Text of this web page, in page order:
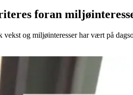
foran
og miljøinteresser har vært på